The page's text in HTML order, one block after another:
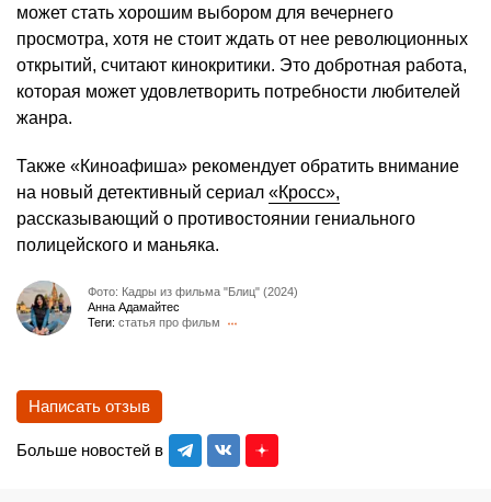
может стать хорошим выбором для вечернего
просмотра, хотя не стоит ждать от нее революционных
открытий, считают кинокритики. Это добротная работа,
которая может удовлетворить потребности любителей
жанра.
Также «Киноафиша» рекомендует обратить внимание
на новый детективный сериал «Кросс»,
рассказывающий о противостоянии гениального
полицейского и маньяка.
Фото: Кадры из фильма "Блиц" (2024)
Анна Адамайтес
Теги: статья про фильм
Больше новостей в
Написать отзыв